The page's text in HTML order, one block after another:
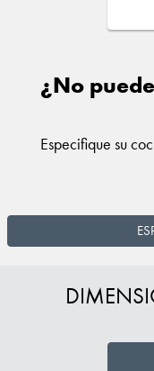
¿No
Especifique su